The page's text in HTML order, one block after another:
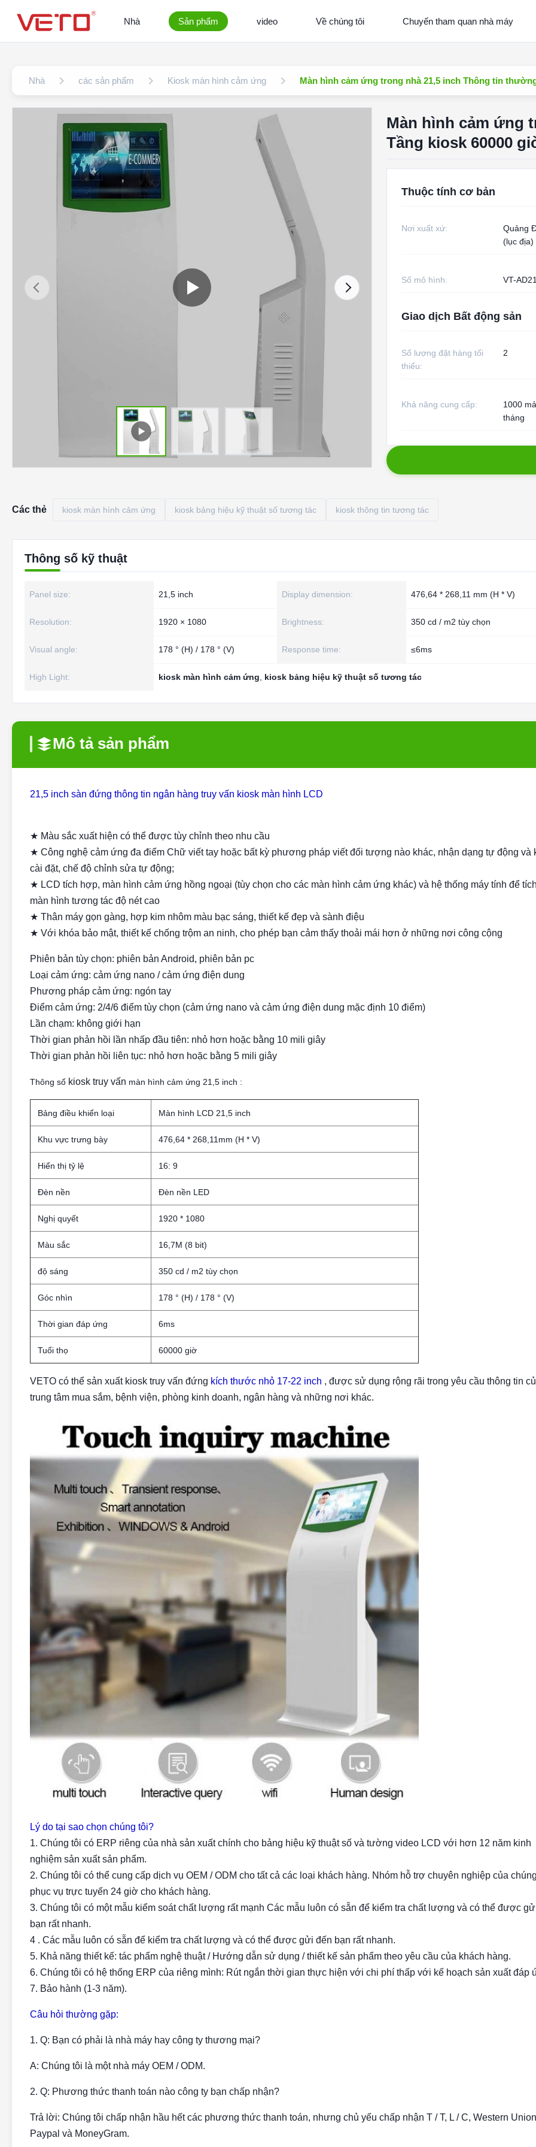
Nhà Sản phẩm video Về chúng tôi Chuyến tham quan nhà máy
Nhà các sản phẩm Kiosk màn hình cảm ứng Màn hình cảm ứng trong nhà 21,5 inch Thông tin
Màn hình cảm ứng
Tầng kiosk 60000
Thuộc tính cơ bản
Nơi xuất xứ:
Quảng
(lục địa)
Số mô hình: VT-
Giao dịch Bất động sản
Số lượng đặt hàng tối
thiểu:
2
Khả năng cung cấp:
1000
tháng
Các thẻ kiosk màn hình cảm ứng kiosk bảng hiệu kỹ thuật số tương tác kiosk thông tin tương tác
Thông số kỹ thuật
Panel size: 21,5 inch Display dimension: 476,64 * 268,11 mm (H * V)
Resolution: 1920 × 1080 Brightness: 350 cd / m2 tùy chọn
Visual angle: 178 ° (H) / 178 ° (V) Response time: ≤6ms
High Light: kiosk màn hình cảm ứng kiosk bảng hiệu kỹ thuật số tương tác
Mô tả sản phẩm
21,5 inch sàn đứng thông tin ngân hàng truy vấn kiosk màn hình LCD
★ Màu sắc xuất hiện có thể được tùy chỉnh theo nhu cầu
★ Công nghệ cảm ứng đa điểm Chữ viết tay hoặc bất kỳ phương pháp viết đối tượng nào khác, nhận dạng tự động và
cài đặt, chế độ chỉnh sửa tự động;
★ LCD tích hợp, màn hình cảm ứng hồng ngoại (tùy chọn cho các màn hình cảm ứng khác) và hệ thống máy tính để
màn hình tương tác độ nét cao
★ Thân máy gọn gàng, hợp kim nhôm màu bạc sáng, thiết kế đẹp và sành điệu
★ Với khóa bảo mật, thiết kế chống trộm an ninh, cho phép bạn cảm thấy thoải mái hơn ở những nơi công cộng
Phiên bản tùy chọn: phiên bản Android, phiên bản pc
Loại cảm ứng: cảm ứng nano / cảm ứng điện dung
Phương pháp cảm ứng: ngón tay
Điểm cảm ứng: 2/4/6 điểm tùy chọn (cảm ứng nano và cảm ứng điện dung mặc định 10 điểm)
Lần chạm: không giới hạn
Thời gian phản hồi lần nhấp đầu tiên: nhỏ hơn hoặc bằng 10 mili giây
Thời gian phản hồi liên tục: nhỏ hơn hoặc bằng 5 mili giây
Thông số kiosk truy vấn màn hình cảm ứng 21,5 inch :
Bảng điều khiển loại Màn hình LCD 21,5 inch
Khu vực trưng bày 476,64 * 268,11mm (H * V)
Hiển thị tỷ lệ 16: 9
Đèn nền Đèn nền LED
Nghị quyết 1920 * 1080
Màu sắc 16,7M (8 bit)
độ sáng 350 cd / m2 tùy chọn
Góc nhìn 178 ° (H) / 178 ° (V)
Thời gian đáp ứng 6ms
Tuổi thọ 60000 giờ
VETO có thể sản xuất kiosk truy vấn đứng kích thước nhỏ 17-22 inch , được sử dụng rộng rãi trong yêu cầu thông tin
trung tâm mua sắm, bệnh viện, phòng kinh doanh, ngân hàng và những nơi khác.
Lý do tại sao chọn chúng tôi?
1. Chúng tôi có ERP riêng của nhà sản xuất chính cho bảng hiệu kỹ thuật số và tường video LCD với hơn 12 năm kinh
nghiệm sản xuất sản phẩm.
2. Chúng tôi có thể cung cấp dịch vụ OEM / ODM cho tất cả các loại khách hàng. Nhóm hỗ trợ chuyên nghiệp của
phục vụ trực tuyến 24 giờ cho khách hàng.
3. Chúng tôi có một mẫu kiểm soát chất lượng rất mạnh Các mẫu luôn có sẵn để kiểm tra chất lượng và có thể được
bạn rất nhanh.
4 . Các mẫu luôn có sẵn để kiểm tra chất lượng và có thể được gửi đến bạn rất nhanh.
5. Khả năng thiết kế: tác phẩm nghệ thuật / Hướng dẫn sử dụng / thiết kế sản phẩm theo yêu cầu của khách hàng.
6. Chúng tôi có hệ thống ERP của riêng mình: Rút ngắn thời gian thực hiện với chi phí thấp với kế hoạch sản xuất đáp
7. Bảo hành (1-3 năm).
Câu hỏi thường gặp:
1. Q: Bạn có phải là nhà máy hay công ty thương mại?
A: Chúng tôi là một nhà máy OEM / ODM.
2. Q: Phương thức thanh toán nào công ty bạn chấp nhận?
Trả lời: Chúng tôi chấp nhận hầu hết các phương thức thanh toán, nhưng chủ yếu chấp nhận T / T, L / C, Western
Paypal và MoneyGram.